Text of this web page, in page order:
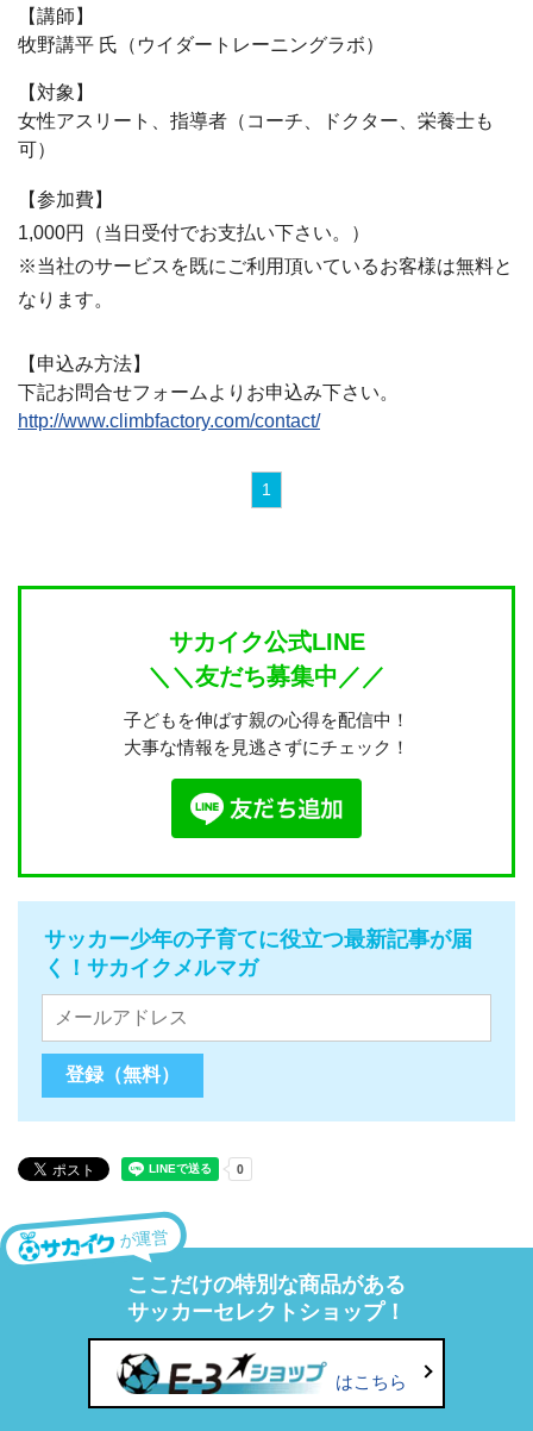
【講師】
牧野講平 氏（ウイダートレーニングラボ）
【対象】
女性アスリート、指導者（コーチ、ドクター、栄養士も
可）
【参加費】
1,000円（当日受付でお支払い下さい。）
※当社のサービスを既にご利用頂いているお客様は無料と
なります。
【申込み方法】
下記お問合せフォームよりお申込み下さい。
http://www.climbfactory.com/contact/
1
サカイク公式LINE
＼＼友だち募集中／／
子どもを伸ばす親の心得を配信中！
大事な情報を見逃さずにチェック！
サッカー少年の子育てに役立つ最新記事が届
く！サカイクメルマガ
が運営
ここだけの特別な商品がある
サッカーセレクトショップ！
はこちら